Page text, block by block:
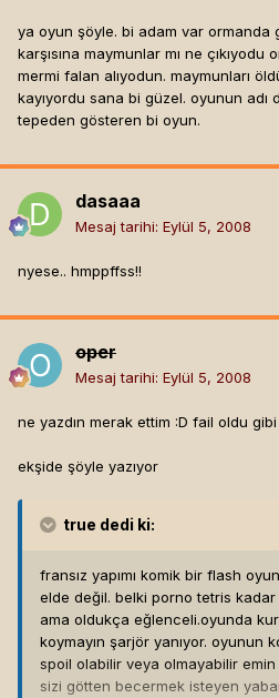
ya oyun şöyle. bi adam var ormanda
karşısına maymunlar mı ne
mermi falan alıyodun. maymunları
kayıyordu sana bi güzel. oyunun adı
tepeden gösteren bi oyun.
dasaaa
Mesaj tarihi: Eylül 5, 2008
nyese.. hmppffss!!
oper
Mesaj tarihi: Eylül 5, 2008
ne yazdın merak ettim :D fail oldu gibi
ekşide şöyle yazıyor
true dedi ki:
fransız yapımı komik bir flash
elde değil. belki porno tetris
ama oldukça eğlenceli.oyunda
koymayın şarjör yanıyor. oyunun
spoil olabilir veya olmayabilir
sizi götten becermek isteyen